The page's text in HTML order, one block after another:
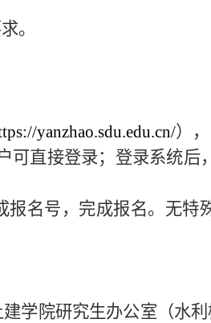
。
yanzhao.sdu.edu.cn/）
可直接登录；登录系统后
名号，完成报名。无特
学院研究生办公室（水